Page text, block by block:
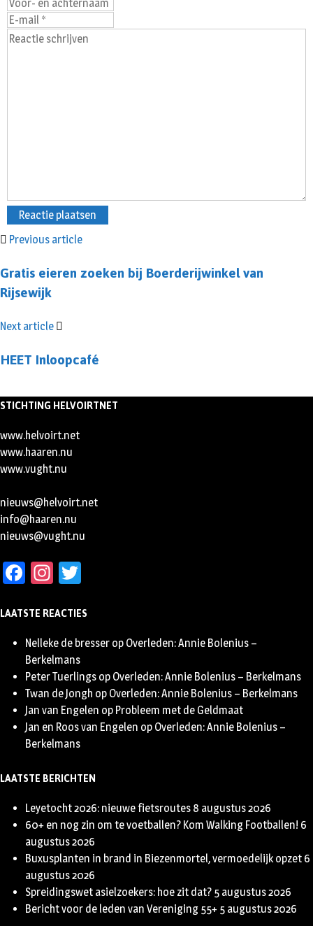
Previous article
Gratis eieren zoeken bij Boerderijwinkel van
Rijsewijk
Next article
HEET Inloopcafé
STICHTING HELVOIRTNET
www.helvoirt.net
www.haaren.nu
www.vught.nu
nieuws@helvoirt.net
info@haaren.nu
nieuws@vught.nu
Facebook
Instagram
LAATSTE REACTIES
Nelleke de bresser op Overleden: Annie Bolenius –
Berkelmans
Peter Tuerlings op Overleden: Annie Bolenius – Berkelmans
Twan de Jongh op Overleden: Annie Bolenius – Berkelmans
Jan van Engelen op Probleem met de Geldmaat
Jan en Roos van Engelen op Overleden: Annie Bolenius –
Berkelmans
LAATSTE BERICHTEN
Leyetocht 2026: nieuwe fietsroutes 8 augustus 2026
60+ en nog zin om te voetballen? Kom Walking Footballen! 6
augustus 2026
Buxusplanten in brand in Biezenmortel, vermoedelijk opzet 6
augustus 2026
Spreidingswet asielzoekers: hoe zit dat? 5 augustus 2026
Bericht voor de leden van Vereniging 55+ 5 augustus 2026